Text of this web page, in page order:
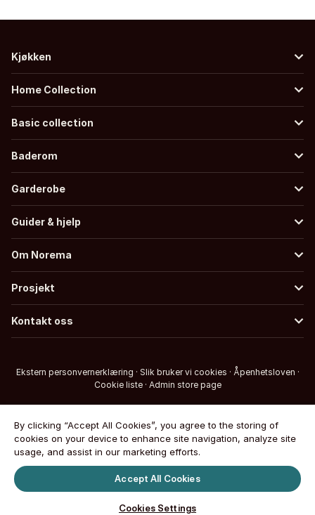
Kjøkken
Home Collection
Basic collection
Baderom
Garderobe
Guider & hjelp
Om Norema
Prosjekt
Kontakt oss
Ekstern personvernerklæring · Slik bruker vi cookies · Åpenhetsloven ·
Cookie liste · Admin store page
By clicking “Accept All Cookies”, you agree to the storing of
cookies on your device to enhance site navigation, analyze site
usage, and assist in our marketing efforts.
Accept All Cookies
Cookies Settings